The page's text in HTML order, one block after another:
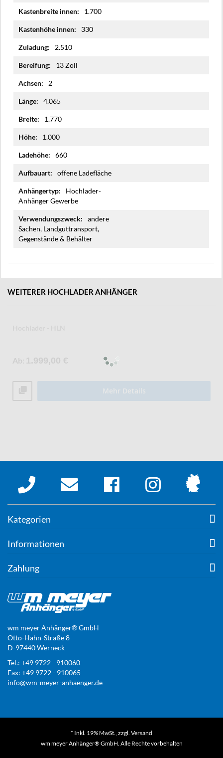
1.700
330
2.510
13 Zoll
2
4.065
1.770
1.000
660
offene Ladefläche
Hochlader-
Anhänger Gewerbe
andere
Sachen, Landguttransport,
Gegenstände & Behälter
WEITERER HOCHLADER ANHÄNGER
Mehr Details
Kategorien
Informationen
Zahlung
wm meyer Anhänger® GmbH
Otto-Hahn-Straße 8
D-97440 Werneck
Tel.: +49 9722 - 910060
Fax: +49 9722 - 910065
info@wm-meyer-anhaenger.de
* Inkl. 19% MwSt., zzgl. Versand
wm meyer Anhänger® GmbH. Alle Rechte vorbehalten